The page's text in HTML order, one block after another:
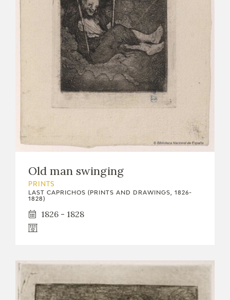
Old man swinging
PRINTS
LAST CAPRICHOS (PRINTS AND DRAWINGS, 1826-
1828)
1826 - 1828